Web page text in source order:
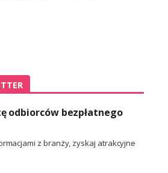
odbiorców bezpłatnego
z branży, zyskaj atrakcyjne